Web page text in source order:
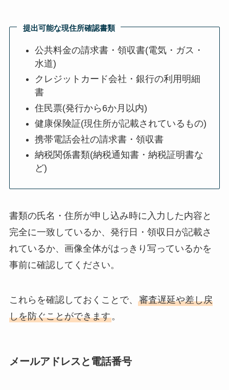
提出可能な現住所確認書類
公共料金の請求書・領収書(電気・ガス・
水道)
クレジットカード会社・銀行の利用明細
書
住民票(発行から6か月以内)
健康保険証(現住所が記載されているもの)
携帯電話会社の請求書・領収書
納税関係書類(納税通知書・納税証明書な
ど)
書類の氏名・住所が申し込み時に入力した内容と
完全に一致しているか、発行日・領収日が記載さ
れているか、画像全体がはっきり写っているかを
事前に確認してください。
これらを確認しておくことで、 審査遅延や差し戻
しを防ぐことができます。
メールアドレスと電話番号